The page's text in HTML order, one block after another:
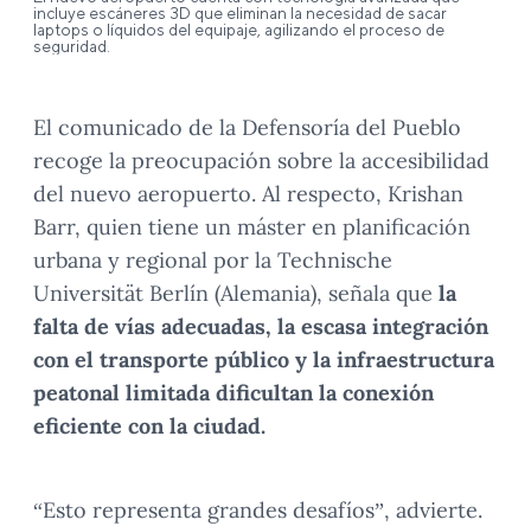
incluye escáneres 3D que eliminan la necesidad de sacar
laptops o líquidos del equipaje, agilizando el proceso de
seguridad.
El comunicado de la Defensoría del Pueblo
recoge la preocupación sobre la accesibilidad
del nuevo aeropuerto. Al respecto, Krishan
Barr, quien tiene un máster en planificación
urbana y regional por la Technische
Universität Berlín (Alemania), señala que la
falta de vías adecuadas, la escasa integración
con el transporte público y la infraestructura
peatonal limitada dificultan la conexión
eficiente con la ciudad.
“Esto representa grandes desafíos”, advierte.